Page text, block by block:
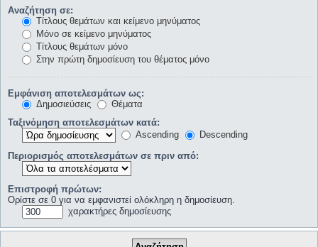
Αναζήτηση σε:
Τίτλους θεμάτων και κείμενο μηνύματος
Μόνο σε κείμενο μηνύματος
Τίτλους θεμάτων μόνο
Στην πρώτη δημοσίευση του θέματος μόνο
Εμφάνιση αποτελεσμάτων ως:
Δημοσιεύσεις
Θέματα
Ταξινόμηση αποτελεσμάτων κατά:
Ascending
Descending
Περιορισμός αποτελεσμάτων σε πριν από:
Επιστροφή πρώτων:
Ορίστε σε 0 για να εμφανιστεί ολόκληρη η δημοσίευση.
χαρακτήρες δημοσίευσης